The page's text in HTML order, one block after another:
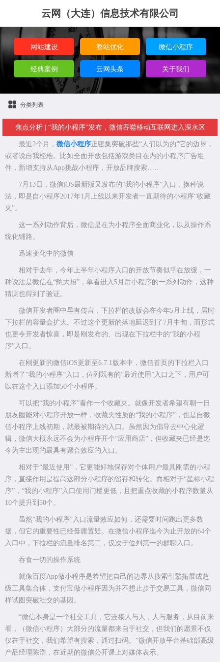
云网（大连）信息技术有限公司
网站建设 整站优化 微信小程序
经典案例 云网头条 关于我们
分类列表
焦点分析 | “我的小程序”发布，微信吞噬移动互联网进入深水区
最近2个月， 微信小程序正密集突破那些“人们以为的”它的边界，
或者说自我桎梏。比如全面开放包括游戏类目在内的小程序广告组
件，新增支持从App挑战小程序，开放品牌搜索……
7月13日，微信iOS最新版又发布的“我的小程序”入口，换种说
法，即是自小程序2017年1月上线以来开发者一直期待的小程序“收藏
夹”。
这一系列动作背后，微信是在为小程序全面商业化，以及操作系
统化铺路。
迅速变化中的微信
相对于去年，今年上半年小程序入口的开放节奏似乎在放缓，一
种说法是微信在“憋大招”，单看进入5月后小程序的一系列动作，这种
猜测也得到了验证。
微信开发者圈中早有传言，下拉栏的改版会在今年5月上线，届时
下拉栏的容量会扩大。不过这个更新的落地延迟到了7月中旬，而形式
也更令开发者惊喜，即是刚发布的、出现在下拉栏中的“我的小程
序”入口。
在刚更新的微信iOS更新至6.7.1版本中，微信首页的下拉栏入口
新增了“我的小程序”入口，位列既有的“最近使用”入口之下，用户可
以在这个入口添加50个小程序。
可以把“我的小程序”看作一个收藏夹。就像开发者希望有朝一日
朋友圈能对小程序开放一样，收藏夹性质的“我的小程序”，也是自微
信小程序上线初期，就最被期待的入口。虽然因为倡导去中心化逻
辑，微信大概永远不会为小程序开个“应用商店”，但收藏夹已经是迄
今为主出现的最具有聚合效应的入口。
相对于“最近使用”，它更能好地保存对个体用户最具刚需的小程
序，直接作用是提高这部分小程序的留存和转化。而相对于“星标小程
序”，“我的小程序”入口使用门槛更低，且把重点收藏的小程序数量从
10个提升到50个。
虽然“我的小程序”入口流量效应如何，还需要时间跑出更多数
据，但它的重要性已经毋庸置疑。在微信小程序迄今为止开放的64个
入口中，下拉栏的流量排名第二，仅次于位列第一的群聊入口。
吞食一切的操作系统
就像百度App做小程序是希望把自己的边界从搜索引擎拓展成超
级工具集合体，支付宝做小程序因为并不想止步于交易工具，微信同
样试图突破社交的基因。
“微信本身是一个社交工具，它连接人与人，人与服务，从目前来
看，（微信小程序）大部分的流量都来自于社交，但我们的愿景不仅
仅在于社交，我们希望有搜索，通过扫码。”微信开放平台基础部高级
产品经理陈浩，在近期的微信公开课上对媒体表示。